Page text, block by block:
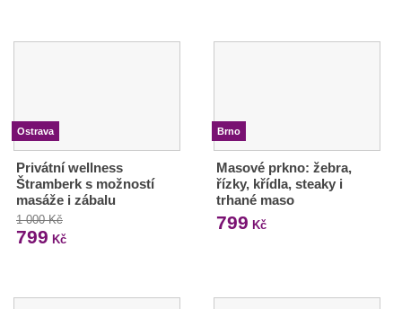
Ostrava
Privátní wellness
Štramberk s možností
masáže i zábalu
1 000 Kč
799 Kč
Brno
Masové prkno: žebra,
řízky, křídla, steaky i
trhané maso
799 Kč